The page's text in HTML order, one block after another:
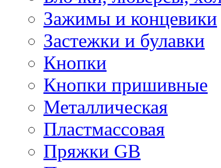
Зажимы и концевики
Застежки и булавки
Кнопки
Кнопки пришивные
Металлическая
Пластмассовая
Пряжки GB